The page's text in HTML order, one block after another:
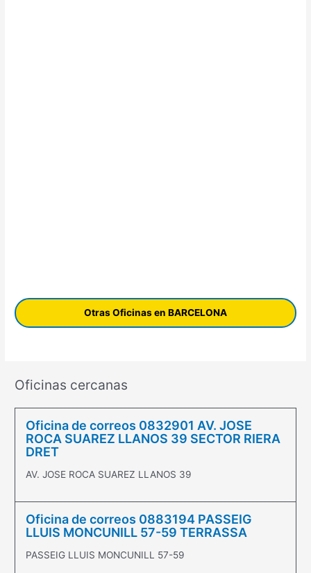
Otras Oficinas en BARCELONA
Oficinas cercanas
Oficina de correos 0832901 AV. JOSE
ROCA SUAREZ LLANOS 39 SECTOR RIERA
DRET
AV. JOSE ROCA SUAREZ LLANOS 39
Oficina de correos 0883194 PASSEIG
LLUIS MONCUNILL 57-59 TERRASSA
PASSEIG LLUIS MONCUNILL 57-59